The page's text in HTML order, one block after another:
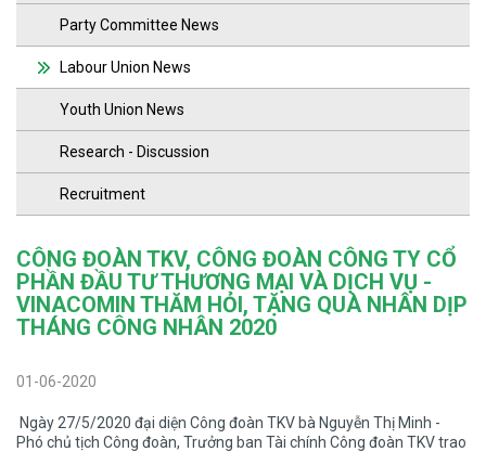
Party Committee News
Labour Union News
Youth Union News
Research - Discussion
Recruitment
CÔNG ĐOÀN TKV, CÔNG ĐOÀN CÔNG TY CỔ
PHẦN ĐẦU TƯ THƯƠNG MẠI VÀ DỊCH VỤ -
VINACOMIN THĂM HỎI, TẶNG QUÀ NHÂN DỊP
THÁNG CÔNG NHÂN 2020
01-06-2020
Ngày 27/5/2020 đại diện Công đoàn TKV bà Nguyễn Thị Minh -
Phó chủ tịch Công đoàn, Trưởng ban Tài chính Công đoàn TKV trao